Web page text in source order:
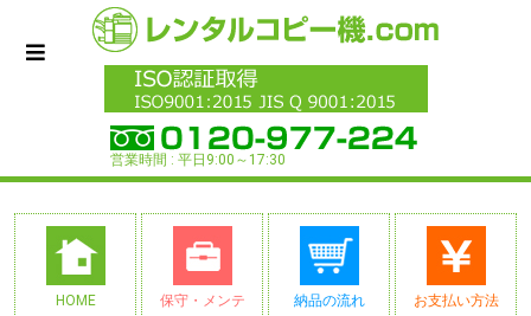
営業時間 : 平日9:00～17:30
HOME 保守・メンテ 納品の流れ お支払い方法